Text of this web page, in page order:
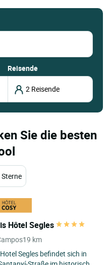
Reisende
Sie die besten
Sterne
Hôtel Segles
19 km
Segles befindet sich in